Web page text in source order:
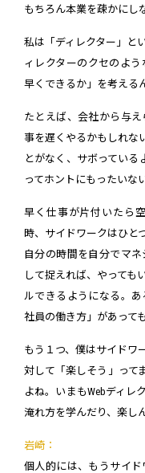
もちろん本業を疎かにし
私は「ディレクター」と
ィレクターのクセのよ
早くできるか」を考える
たとえば、会社から与
事を遅くやるかもしれな
とがなく、サボってい
ってホントにもったいな
早く仕事が片付いたら
時、サイドワークはひと
自分の時間を自分でマ
して捉えれば、やっても
ルできるようになる。
社員の働き方」があって
もう１つ、僕はサイドワ
対して「楽しそう」って
よね。いまもWebディレ
淹れ方を学んだり、楽し
岩崎：
個人的には、もうサイ